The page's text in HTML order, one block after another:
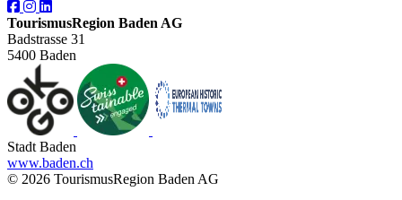
TourismusRegion Baden AG
Badstrasse 31
5400 Baden
Stadt Baden
www.baden.ch
© 2026 TourismusRegion Baden AG